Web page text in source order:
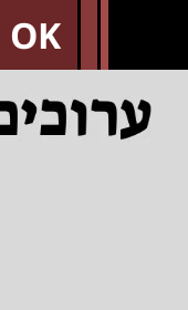
OK יועצים לניהול